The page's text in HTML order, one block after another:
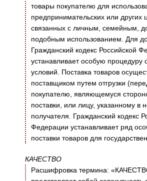
товары покупателю для
предпринимательских или других
связанных с личным, семейным,
подобным использованием. Для
Гражданский кодекс Российской
устанавливает особую процедуру
условий. Поставка товаров
поставщиком путем отгрузки
покупателю, являющемуся
поставки, или лицу, указанному в
получателя. Гражданский кодекс
Федерации устанавливает ряд
поставки товаров для
КАЧЕСТВО
Расшифровка термина: